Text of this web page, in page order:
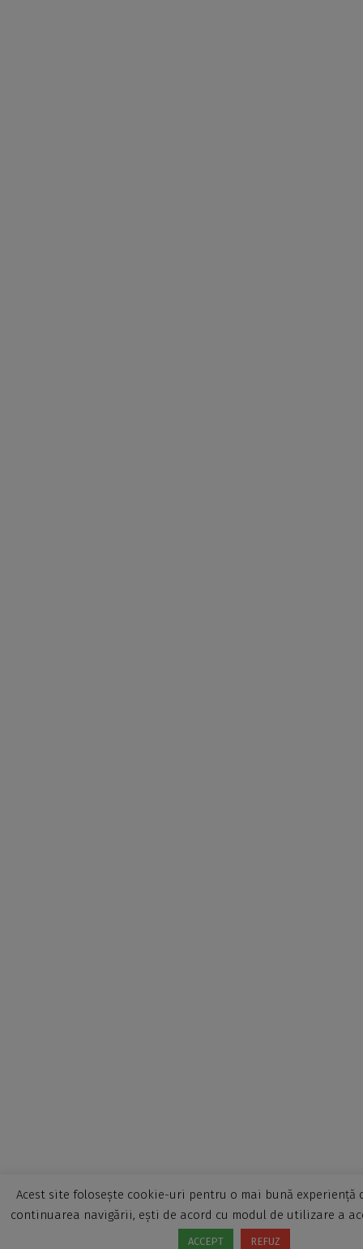
Acest site folosește cookie-uri pentru o mai bună experiență
continuarea navigării, ești de acord cu modul de utilizare a
ACCEPT REFUZ